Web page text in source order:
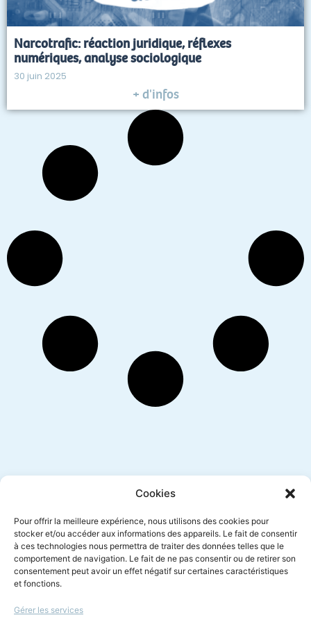
Cookies
Pour offrir la meilleure expérience, nous utilisons des cookies pour
stocker et/ou accéder aux informations des appareils. Le fait de consentir
à ces technologies nous permettra de traiter des données telles que le
comportement de navigation. Le fait de ne pas consentir ou de retirer son
consentement peut avoir un effet négatif sur certaines caractéristiques
et fonctions.
Gérer les services
Narcotrafic: réaction juridique, réflexes
numériques, analyse sociologique
30 juin 2025
+ d'infos
Inscription newsletter
Envoyer